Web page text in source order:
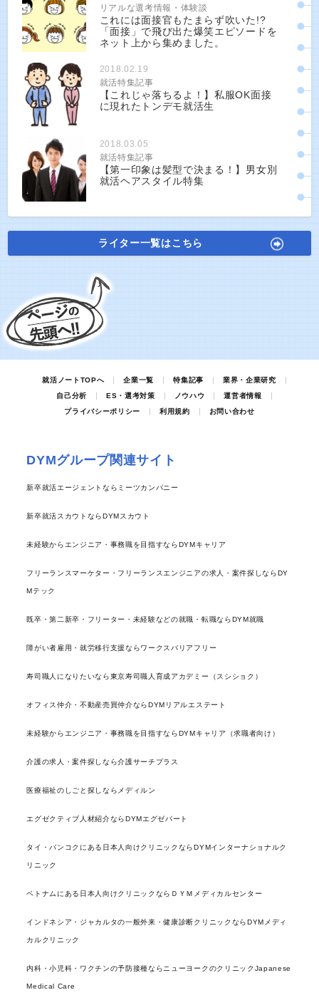
リアルな選考情報・体験談
これには面接官もたまらず吹いた!?
「面接」で飛び出た爆笑エピソードを
ネット上から集めました。
2018.02.19
就活特集記事
【これじゃ落ちるよ！】私服OK面接
に現れたトンデモ就活生
2018.03.05
就活特集記事
【第一印象は髪型で決まる！】男女別
就活ヘアスタイル特集
ライター一覧はこちら
就活ノートTOPへ 企業一覧 特集記事
業界・企業研究
自己分析
ES・選考対策 ノウハウ
運営者情報
プライバシーポリシー
利用規約 お問い合わせ
DYMグループ関連サイト
新卒就活エージェントならミーツカンパニー
新卒就活スカウトならDYMスカウト
未経験からエンジニア・事務職を目指すならDYMキャリア
フリーランスマーケター・フリーランスエンジニアの求人・案件探しならDY
Mテック
既卒・第二新卒・フリーター・未経験などの就職・転職ならDYM就職
障がい者雇用・就労移行支援ならワークスバリアフリー
寿司職人になりたいなら東京寿司職人育成アカデミー（スシショク）
オフィス仲介・不動産売買仲介ならDYMリアルエステート
未経験からエンジニア・事務職を目指すならDYMキャリア（求職者向け）
介護の求人・案件探しなら介護サーチプラス
医療福祉のしごと探しならメディルン
エグゼクティブ人材紹介ならDYMエグゼパート
タイ・バンコクにある日本人向けクリニックならDYMインターナショナルク
リニック
ベトナムにある日本人向けクリニックならＤＹＭメディカルセンター
インドネシア・ジャカルタの一般外来・健康診断クリニックならDYMメディ
カルクリニック
内科・小児科・ワクチンの予防接種ならニューヨークのクリニックJapanese
Medical Care